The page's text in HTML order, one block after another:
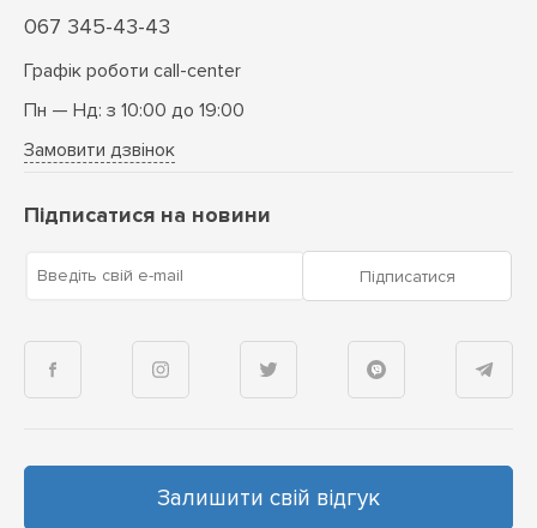
067 345-43-43
Графік роботи call-center
Пн — Нд: з 10:00 до 19:00
Замовити дзвінок
Підписатися на новини
Введіть свій e-mail Підписатися
Залишити свій відгук